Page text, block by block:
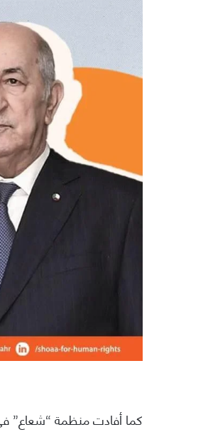
كما أفادت منظمة